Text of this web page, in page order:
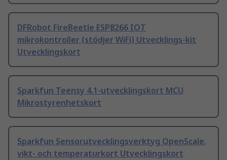
DFRobot FireBeetle ESP8266 IOT
mikrokontroller (stödjer WiFi) Utvecklings-kit
Utvecklingskort
Sparkfun Teensy 4.1-utvecklingskort MCU
Mikrostyrenhetskort
Sparkfun Sensorutvecklingsverktyg OpenScale,
vikt- och temperaturkort Utvecklingskort